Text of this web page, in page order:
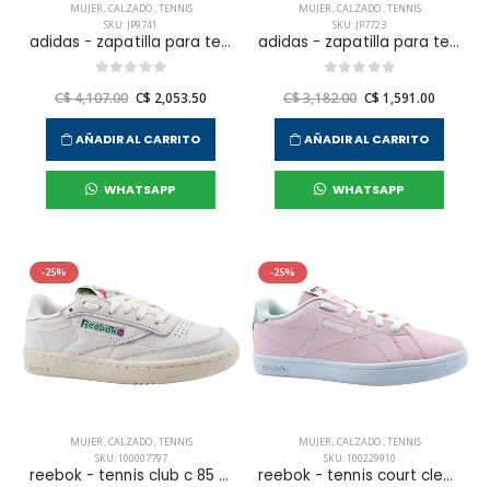
MUJER,CALZADO,TENNIS
SKU: JP9741
adidas - zapatilla para tennis avaflash para mujer
C$ 4,107.00 C$ 2,053.50
AÑADIR AL CARRITO
WHATSAPP
MUJER,CALZADO,TENNIS
SKU: JP7723
adidas - zapatilla para tennis gamecourt 2 w para mujer
C$ 3,182.00 C$ 1,591.00
AÑADIR AL CARRITO
WHATSAPP
-25%
MUJER,CALZADO,TENNIS
SKU: 100007797
reebok - tennis club c 85 vintage mujer
-25%
MUJER,CALZADO,TENNIS
SKU: 100229910
reebok - tennis court clean mujer